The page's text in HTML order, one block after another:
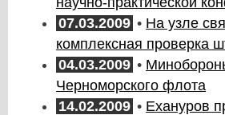
07.03.2009 • На узле
комплексная проверка
04.03.2009 •
Черноморского флота
14.02.2009 • Ехануров